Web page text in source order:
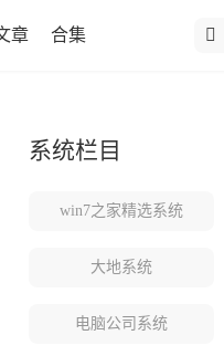
章 合集
系统栏目
win7之家精选系统
大地系统
电脑公司系统